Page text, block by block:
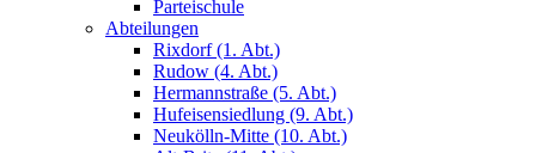
Parteischule
Abteilungen
Rixdorf (1. Abt.)
Rudow (4. Abt.)
Hermannstraße (5. Abt.)
Hufeisensiedlung (9. Abt.)
Neukölln-Mitte (10. Abt.)